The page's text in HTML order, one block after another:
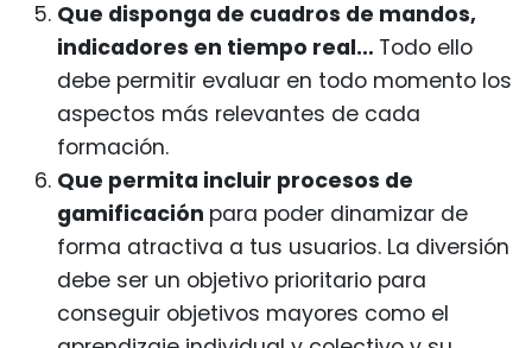
Que disponga de cuadros de mandos,
indicadores en tiempo real… Todo ello
debe permitir evaluar en todo momento los
aspectos más relevantes de cada
formación.
Que permita incluir procesos de
gamificación para poder dinamizar de
forma atractiva a tus usuarios. La diversión
debe ser un objetivo prioritario para
conseguir objetivos mayores como el